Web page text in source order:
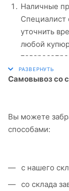
Наличные
Специалист
уточнить
любой
денежные
Самовывоз со
Вы можете
способами:
с нашего
со склада